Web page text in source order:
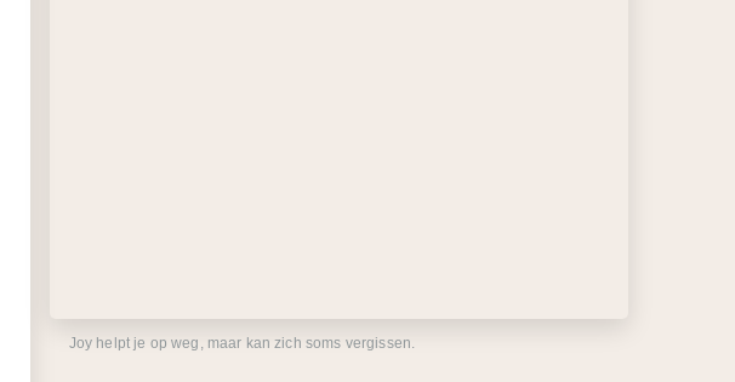
Joy helpt je op weg, maar kan zich soms vergissen.